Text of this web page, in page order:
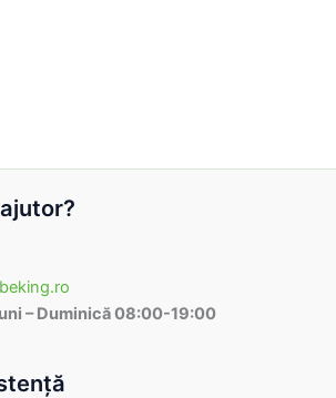
– Duminică 08:00-19:00